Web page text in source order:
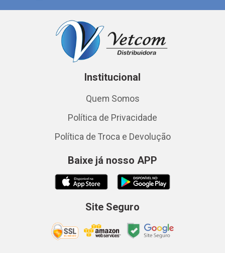
Institucional
Quem Somos
Política de Privacidade
Política de Troca e Devolução
Baixe já nosso APP
Site Seguro